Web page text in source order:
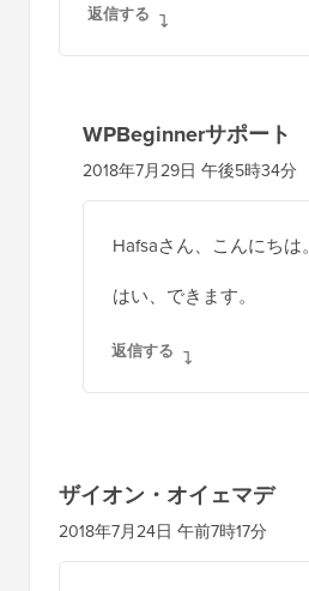
返信する
WPBeginnerサポート
2018年7月29日 午後5時34分
Hafsaさん、こんにちは。
はい、できます。
返信する
ザイオン・オイェマデ
2018年7月24日 午前7時17分